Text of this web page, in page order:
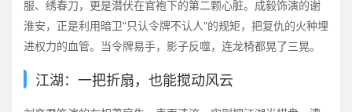
服、绣春刀，更是潜伏在官袍下的第二颗心脏。成毅饰演的谢
淮安，正是利用暗卫"只认令牌不认人"的规矩，把复仇的火种埋
进权力的血管。当令牌易手，影子反噬，连龙椅都晃了三晃。
江湖：一把折扇，也能搅动风云